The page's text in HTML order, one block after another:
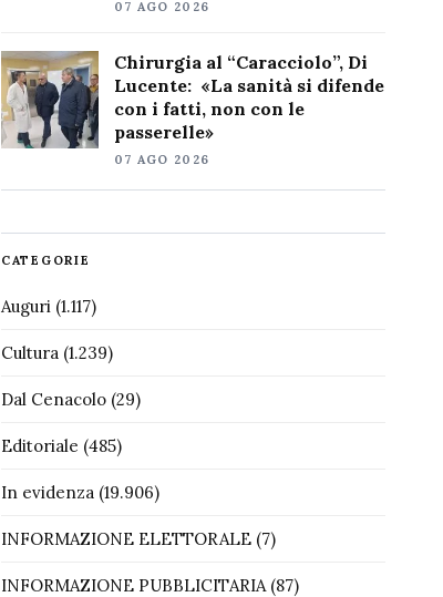
07 AGO 2026
Chirurgia al “Caracciolo”, Di
Lucente: «La sanità si difende
con i fatti, non con le
passerelle»
07 AGO 2026
CATEGORIE
Auguri(1.117)
Cultura(1.239)
Dal Cenacolo(29)
Editoriale (485)
In evidenza(19.906)
INFORMAZIONE ELETTORALE(7)
INFORMAZIONE PUBBLICITARIA(87)